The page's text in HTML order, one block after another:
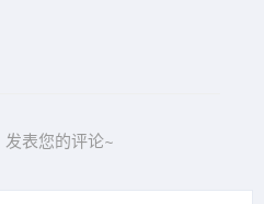
发表您的评论~